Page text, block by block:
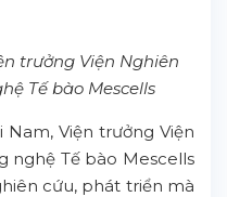
trưởng Viện Nghiên
Tế bào Mescells
Nam, Viện trưởng Viện
nghệ Tế bào Mescells
cứu, phát triển mà